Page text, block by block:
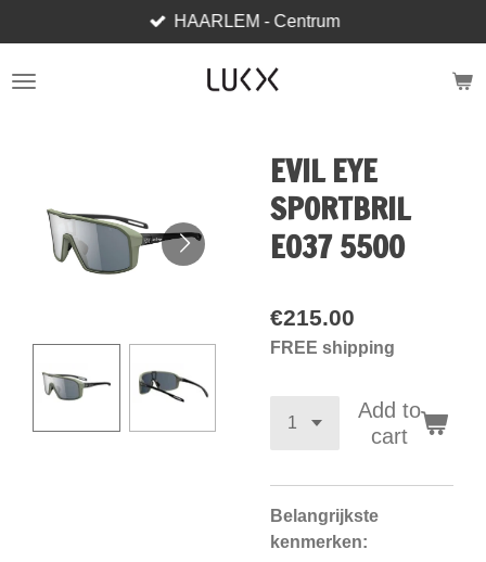
to
main
HAARLEM - Centrum
EVIL EYE
SPORTBRIL
E037 5500
€215.00
FREE shipping
Add to
cart
Belangrijkste
kenmerken: